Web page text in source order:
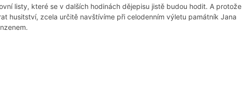
listy, které se v dalších hodinách dějepisu jistě budou hodit. A protože
husitství, zcela určitě navštívíme při celodenním výletu památník Jana